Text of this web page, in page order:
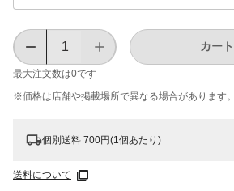
最大注文数は0です
カー
※価格は​店舗や​掲載場所で​異なる​場合が​あります。
個別送料 700円(1個あたり)
送料について